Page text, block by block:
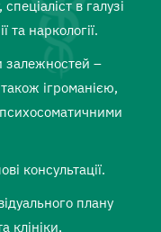
в галузі
та наркології.
залежностей –
ігроманією,
консультації.
плану
клініки,